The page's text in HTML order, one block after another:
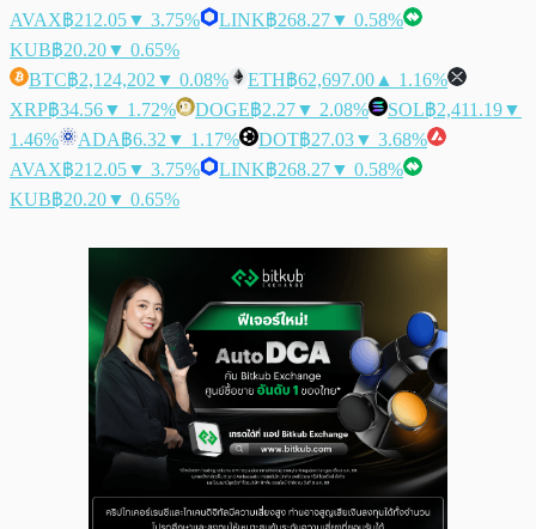
AVAX฿212.05▼ 3.75% LINK฿268.27▼ 0.58%
KUB฿20.20▼ 0.65%
BTC฿2,124,202 ▼ 0.08% ETH฿62,697.00 ▲ 1.16%
XRP฿34.56▼ 1.72% DOGE฿2.27▼ 2.08% SOL฿2,411.19▼
1.46%
ADA฿6.32 ▼ 1.17% DOT฿27.03▼ 3.68%
AVAX฿212.05▼ 3.75% LINK฿268.27▼ 0.58%
KUB฿20.20▼ 0.65%